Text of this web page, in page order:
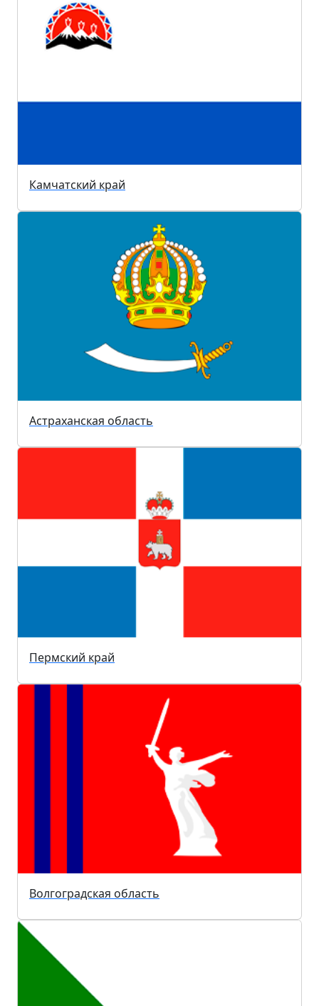
Камчатский край
Астраханская область
Пермский край
Волгоградская область